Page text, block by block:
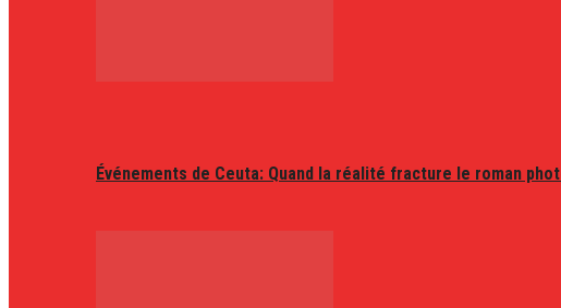
Événements de Ceuta: Quand la réalité fracture le roman